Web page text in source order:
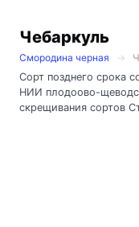
Чебаркуль
Смородина черная
Сорт позднего срока
НИИ плодоово-
скрещивания сортов